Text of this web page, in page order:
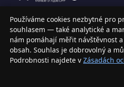
Váš specializovaný obchod s Apple
elektronikou. Nakupujte bezpečně a
INFORMACE
Doprava a doručení
Používáme cookies nezbytné pro
souhlasem — také analytické a
nám pomáhají měřit návštěvnost
obsah. Souhlas je dobrovolný a
Podrobnosti najdete v Zásadách